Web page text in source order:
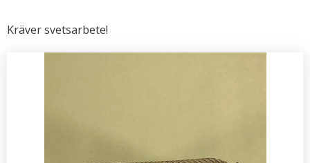
Kräver svetsarbete!